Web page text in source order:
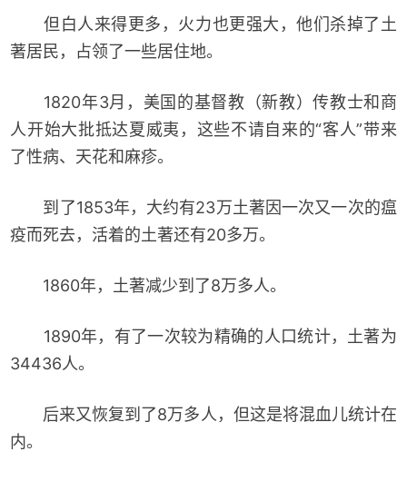
但白人来得更多，火力也更强大，他们杀掉了土
著居民，占领了一些居住地。
1820年3月，美国的基督教（新教）传教士和商
人开始大批抵达夏威夷，这些不请自来的“客人”带来
了性病、天花和麻疹。
到了1853年，大约有23万土著因一次又一次的瘟
疫而死去，活着的土著还有20多万。
1860年，土著减少到了8万多人。
1890年，有了一次较为精确的人口统计，土著为
34436人。
后来又恢复到了8万多人，但这是将混血儿统计在
内。